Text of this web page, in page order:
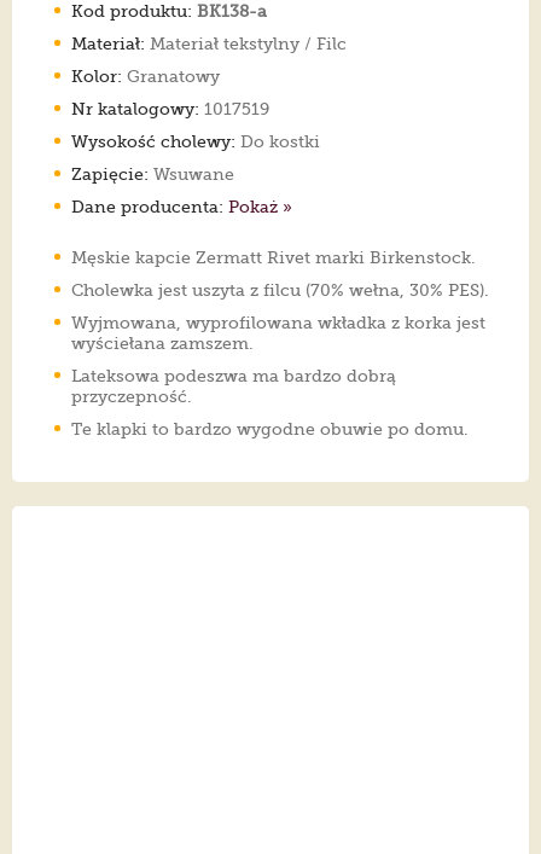
Kod produktu: BK138-a
Materiał: Materiał tekstylny / Filc
Kolor: Granatowy
Nr katalogowy: 1017519
Wysokość cholewy: Do kostki
Zapięcie: Wsuwane
Dane producenta: Pokaż »
Męskie kapcie Zermatt Rivet marki Birkenstock.
Cholewka jest uszyta z filcu (70% wełna, 30% PES).
Wyjmowana, wyprofilowana wkładka z korka jest
wyściełana zamszem.
Lateksowa podeszwa ma bardzo dobrą
przyczepność.
Te klapki to bardzo wygodne obuwie po domu.